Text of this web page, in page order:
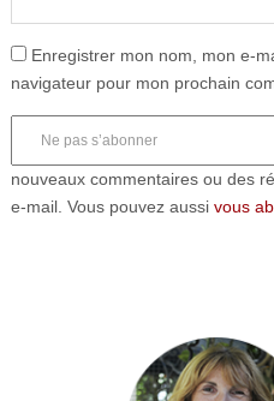
Enregistrer mon nom, mon e-
navigateur pour mon prochain
nouveaux commentaires ou des
e-mail. Vous pouvez aussi vous